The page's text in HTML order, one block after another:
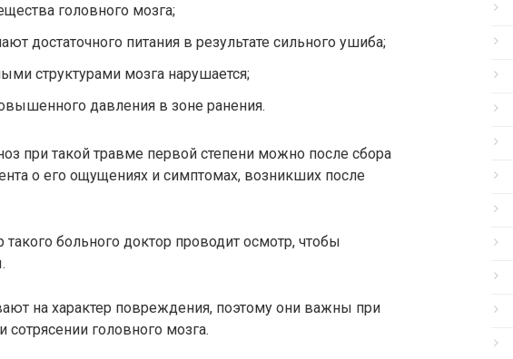
головного мозга;
достаточного питания в результате сильного ушиба;
структурами мозга нарушается;
давления в зоне ранения.
при такой травме первой степени можно после сбора
о его ощущениях и симптомах, возникших после
больного доктор проводит осмотр, чтобы
на характер повреждения, поэтому они важны при
головного мозга.